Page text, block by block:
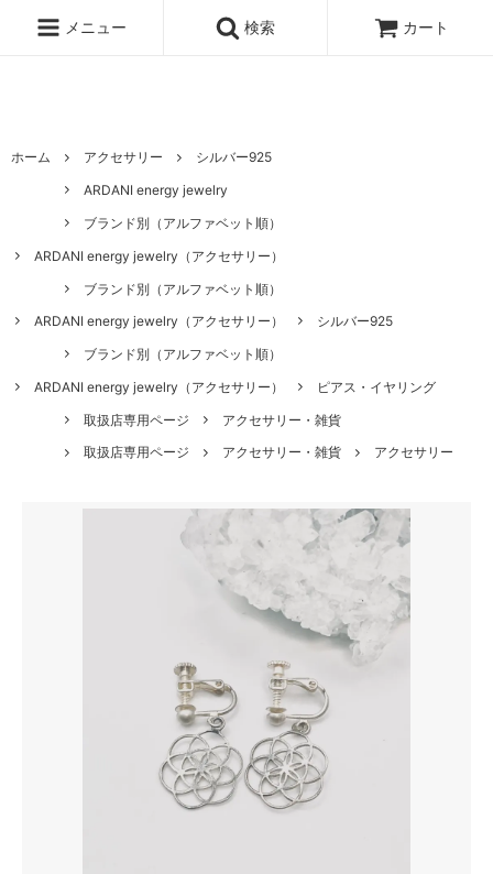
ノンケミカル日焼け止め、オーガニックコスメのオンライン通販ショッ
メニュー 検索 カート
ホーム アクセサリー
シルバー925
ARDANI energy jewelry
ブランド別（アルファベット順）
ARDANI energy jewelry（アクセサリー）
ブランド別（アルファベット順）
ARDANI energy jewelry（アクセサリー）
シルバー925
ブランド別（アルファベット順）
ARDANI energy jewelry（アクセサリー）
ピアス・イヤリング
取扱店専用ページ
アクセサリー・雑貨
取扱店専用ページ
アクセサリー・雑貨 アクセサリー